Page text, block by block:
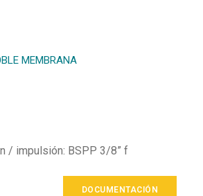
MEMBRANA
/ impulsión: BSPP 3/8” f
DOCUMENTACIÓN